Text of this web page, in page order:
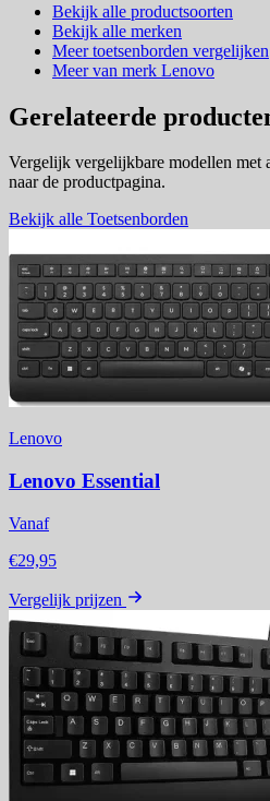
Bekijk alle productsoorten
Bekijk alle merken
Meer toetsenborden vergelijken
Meer van merk Lenovo
Gerelateerde
Vergelijk vergelijkbare modellen met
naar de productpagina.
Bekijk alle Toetsenborden
Lenovo
Lenovo Essential
Vanaf
€29,95
Vergelijk prijzen